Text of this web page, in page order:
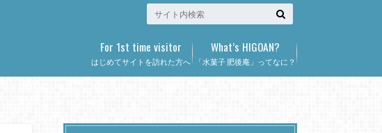
はじめてサイトを訪れた方へ
For 1st time visitor
「水菓子 肥後庵」ってなに？
What’s HIGOAN?